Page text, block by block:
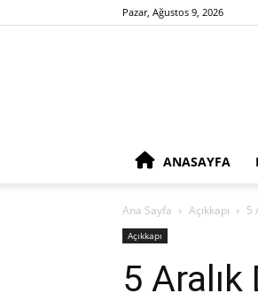
Pazar, Ağustos 9, 2026
ANASAYFA
Ana Sayfa Açıkkapı 5
Açıkkapı
5